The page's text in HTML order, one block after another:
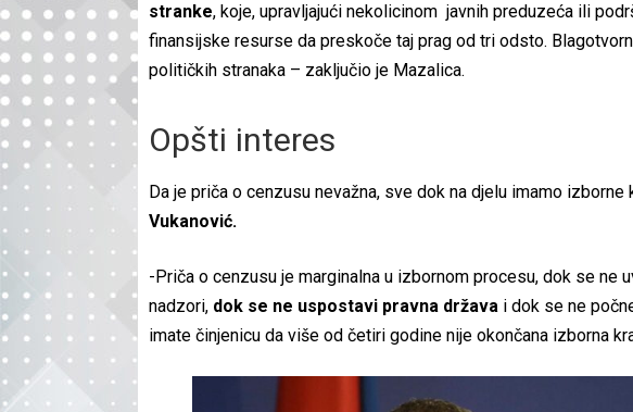
stranke, koje, upravljajući nekolicinom javnih preduzeća ili
finansijske resurse da preskoče taj prag od tri odsto.
političkih stranaka – zaključio je Mazalica.
Opšti interes
Da je priča o cenzusu nevažna, sve dok na djelu imamo izborne
Vukanović.
-Priča o cenzusu je marginalna u izbornom procesu, dok se ne
nadzori, dok se ne uspostavi pravna država i dok se ne
imate činjenicu da više od četiri godine nije okončana izborna